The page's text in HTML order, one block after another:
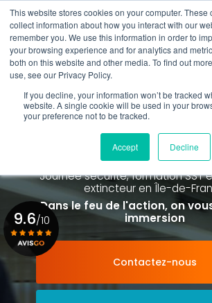
This website stores cookies on your computer. These
collect information about how you interact with our
remember you. We use this information in order to
your browsing experience and for analytics and
both on this website and other media. To find out
use, see our Privacy Policy.
If you decline, your information won’t be tracked
website. A single cookie will be used in your
your preference not to be tracked.
Accept Decline
Aller
au
contenu
principal
01 84 20 18 48
Spécialiste de la
de la Formation
à Paris La Défense
Journée sécurité, formation SST
extincteuren Île-de-
Dans le feu de l'action, on
immersion
Contactez-nous
9.6/10
Voir le certificat